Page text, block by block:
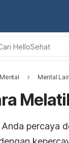
Mental
percaya